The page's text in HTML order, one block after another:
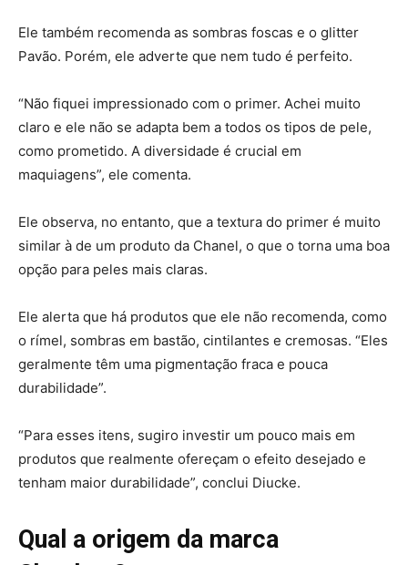
Ele também recomenda as sombras foscas e o glitter
Pavão. Porém, ele adverte que nem tudo é perfeito.
“Não fiquei impressionado com o primer. Achei muito
claro e ele não se adapta bem a todos os tipos de pele,
como prometido. A diversidade é crucial em
maquiagens”, ele comenta.
Ele observa, no entanto, que a textura do primer é muito
similar à de um produto da Chanel, o que o torna uma boa
opção para peles mais claras.
Ele alerta que há produtos que ele não recomenda, como
o rímel, sombras em bastão, cintilantes e cremosas. “Eles
geralmente têm uma pigmentação fraca e pouca
durabilidade”.
“Para esses itens, sugiro investir um pouco mais em
produtos que realmente ofereçam o efeito desejado e
tenham maior durabilidade”, conclui Diucke.
Qual a origem da marca